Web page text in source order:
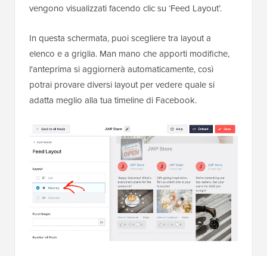
vengono visualizzati facendo clic su ‘Feed Layout’.
In questa schermata, puoi scegliere tra layout a
elenco e a griglia. Man mano che apporti modifiche,
l'anteprima si aggiornerà automaticamente, così
potrai provare diversi layout per vedere quale si
adatta meglio alla tua timeline di Facebook.